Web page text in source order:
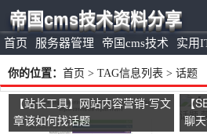
首页 服务器管理 帝国cms技术 实用
帝国cms技术资料分享
你的位置： 首页 > TAG信息列表 > 话题
【站长工具】网站内容营销-写文
章该如何找话题
【
聊